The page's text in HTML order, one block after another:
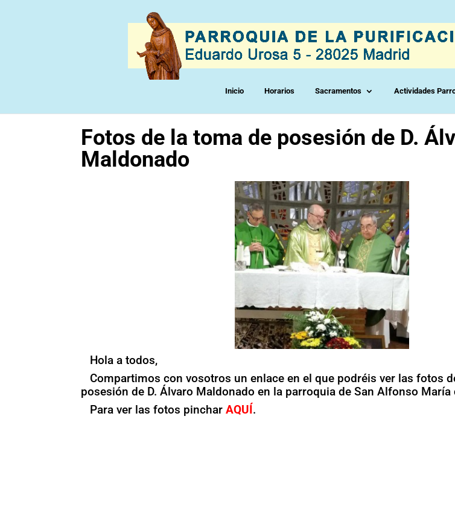
Inicio Horarios Sacramentos Actividades
Fotos de la toma de posesión de D.
Maldonado
Hola a todos,
Compartimos con vosotros un enlace en el que podréis ver las fotos
posesión de D. Álvaro Maldonado en la parroquia de San Alfonso María
Para ver las fotos pincharAQUÍ.